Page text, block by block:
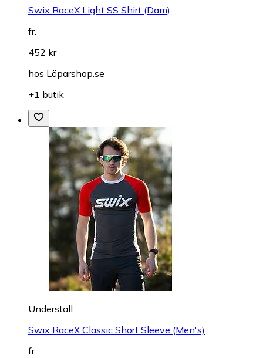
Swix RaceX Light SS Shirt (Dam)
fr.
452 kr
hos Löparshop.se
+1 butik
Underställ
Swix RaceX Classic Short Sleeve (Men's)
fr.